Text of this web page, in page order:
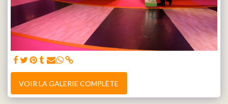
VOIR LA GALERIE COMPLÈTE